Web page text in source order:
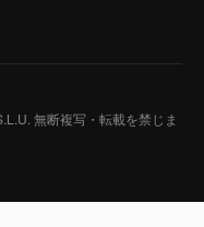
無断複写・転載を禁じま